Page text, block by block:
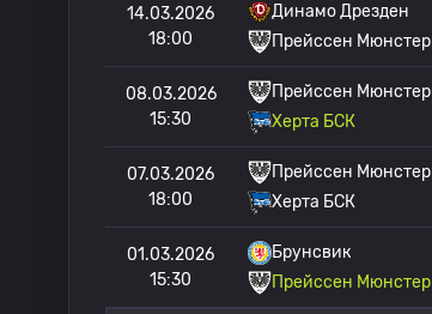
14.03.2026
18:00
Динамо Дрезден
Прейссен Мюнстер
08.03.2026
15:30
Прейссен Мюнстер
Херта БСК
07.03.2026
18:00
Прейссен Мюнстер
Херта БСК
01.03.2026
15:30
Брунсвик
Прейссен Мюнстер